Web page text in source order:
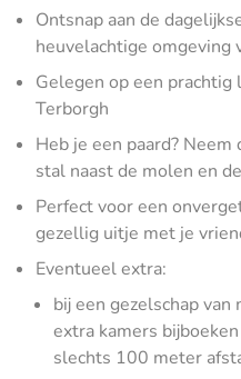
Ontsnap aan de
heuvelachtige omgeving
Gelegen op een prachtig
Terborgh
Heb je een paard?
stal naast de molen en
Perfect voor een
gezellig uitje met je
Eventueel extra:
bij een gezelschap
extra kamers
slechts 100 meter